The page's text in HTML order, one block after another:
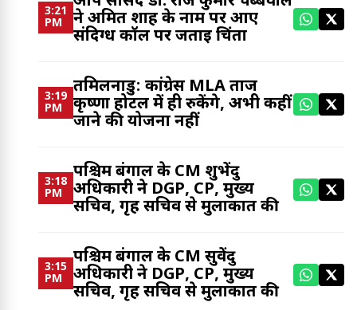
3:21
PM
ने अमित शाह के नाम पर आए
संदिग्ध कॉल पर जताई चिंता
3:19
PM
तमिलनाडु: कांग्रेस MLA ताज
कृष्णा होटल में ही रुकेंगे, अभी कहीं
जाने की योजना नहीं
3:18
PM
पश्चिम बंगाल के CM शुभेंदु
अधिकारी ने DGP, CP, मुख्य
सचिव, गृह सचिव से मुलाकात की
3:15
PM
पश्चिम बंगाल के CM सुवेंदु
अधिकारी ने DGP, CP, मुख्य
सचिव, गृह सचिव से मुलाकात की